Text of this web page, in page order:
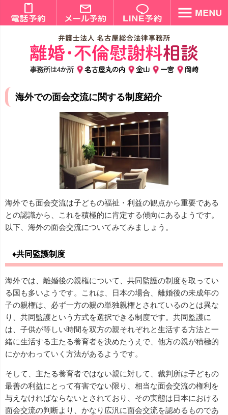
事務所は4か所 名古屋丸の内 金山 一宮 岡崎
海外での面会交流に関する制度紹介
海外でも面会交流は子どもの福祉・利益の観点から重要である
との認識から、これを積極的に肯定する傾向にあるようです。
以下、海外の面会交流についてみてみましょう。
♦共同監護制度
海外では、離婚後の親権について、共同監護の制度を取ってい
る国も多いようです。これは、日本の場合、離婚後の未成年の
子の親権は、必ず一方の親の単独親権とされているのとは異な
り、共同監護という方式を選択できる制度です。共同監護に
は、子供が等しい時間を双方の親それぞれと生活する方法と一
緒に生活する主たる養育者を決めたうえで、他方の親が積極的
にかかわっていく方法があるようです。
そして、主たる養育者ではない親に対して、裁判所は子どもの
最善の利益にとって有害でない限り、相当な面会交流の権利を
与えなければならないとされており、その実態は日本における
面会交流の判断より、かなり広汎に面会交流を認めるものであ